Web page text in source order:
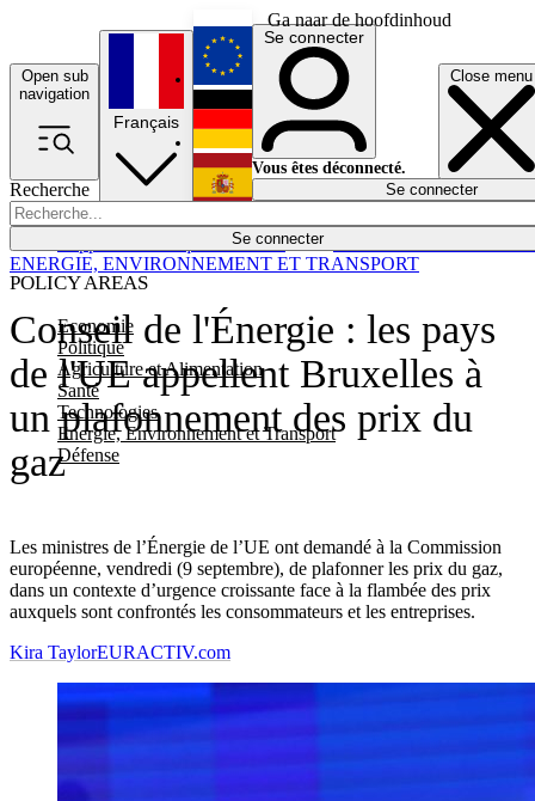
Ga naar de hoofdinhoud
Open sub
navigation
Close menu
Recherche
Se connecter
POLICY AREAS
Economie
Politique
Agriculture et Alimentation
Santé
Technologies
Energie, Environnement et Transport
Défense
Économie
Français
English
Deutsch
Español
Se connecter
Vous êtes déconnecté.
Se connecter
Conseil de l'Énergie : les pays
de l'UE appellent Bruxelles à
un plafonnement des prix du
gaz
Les ministres de l’Énergie de l’UE ont demandé à la Commission
européenne, vendredi (9 septembre), de plafonner les prix du gaz,
dans un contexte d’urgence croissante face à la flambée des prix
auxquels sont confrontés les consommateurs et les entreprises.
ENERGIE, ENVIRONNEMENT ET TRANSPORT
Kira TaylorEURACTIV.com